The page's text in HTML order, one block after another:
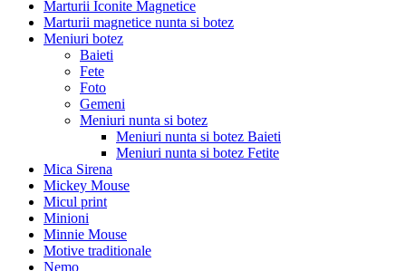
Marturii Iconite Magnetice
Marturii magnetice nunta si botez
Meniuri botez
Baieti
Fete
Foto
Gemeni
Meniuri nunta si botez
Meniuri nunta si botez Baieti
Meniuri nunta si botez Fetite
Mica Sirena
Mickey Mouse
Micul print
Minioni
Minnie Mouse
Motive traditionale
Nemo